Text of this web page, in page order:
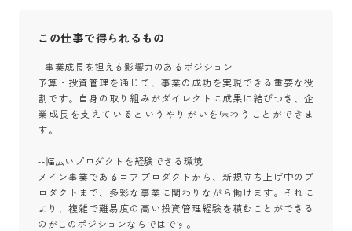
この仕事で得られるもの
--事業成長を担える影響力のあるポジション
予算・投資管理を通じて、事業の成功を実現できる重要な役
割です。自身の取り組みがダイレクトに成果に結びつき、企
業成長を支えているというやりがいを味わうことができま
す。
--幅広いプロダクトを経験できる環境
メイン事業であるコアプロダクトから、新規立ち上げ中のプ
ロダクトまで、多彩な事業に関わりながら働けます。それに
より、複雑で難易度の高い投資管理経験を積むことができる
のがこのポジションならではです。